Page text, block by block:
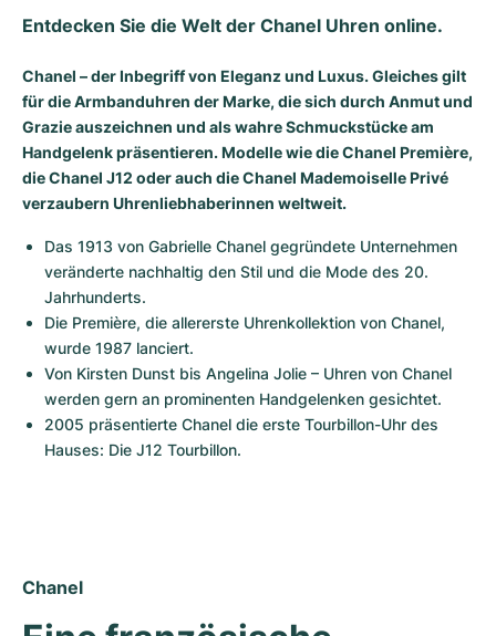
Entdecken Sie die Welt der Chanel Uhren online.
Chanel – der Inbegriff von Eleganz und Luxus. Gleiches gilt
für die Armbanduhren der Marke, die sich durch Anmut und
Grazie auszeichnen und als wahre Schmuckstücke am
Handgelenk präsentieren. Modelle wie die Chanel Première,
die Chanel J12 oder auch die Chanel Mademoiselle Privé
verzaubern Uhrenliebhaberinnen weltweit.
Das 1913 von Gabrielle Chanel gegründete Unternehmen
veränderte nachhaltig den Stil und die Mode des 20.
Jahrhunderts.
Die Première, die allererste Uhrenkollektion von Chanel,
wurde 1987 lanciert.
Von Kirsten Dunst bis Angelina Jolie – Uhren von Chanel
werden gern an prominenten Handgelenken gesichtet.
2005 präsentierte Chanel die erste Tourbillon-Uhr des
Hauses: Die J12 Tourbillon.
Chanel